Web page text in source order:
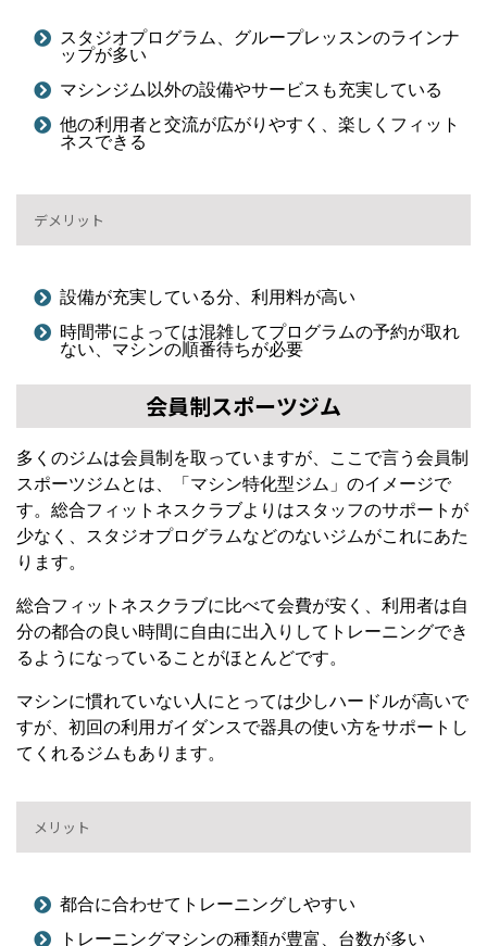
スタジオプログラム、グループレッスンのラインナ
ップが多い
マシンジム以外の設備やサービスも充実している
他の利用者と交流が広がりやすく、楽しくフィット
ネスできる
デメリット
設備が充実している分、利用料が高い
時間帯によっては混雑してプログラムの予約が取れ
ない、マシンの順番待ちが必要
会員制スポーツジム
多くのジムは会員制を取っていますが、ここで言う会員制
スポーツジムとは、「マシン特化型ジム」のイメージで
す。総合フィットネスクラブよりはスタッフのサポートが
少なく、スタジオプログラムなどのないジムがこれにあた
ります。
総合フィットネスクラブに比べて会費が安く、利用者は自
分の都合の良い時間に自由に出入りしてトレーニングでき
るようになっていることがほとんどです。
マシンに慣れていない人にとっては少しハードルが高いで
すが、初回の利用ガイダンスで器具の使い方をサポートし
てくれるジムもあります。
メリット
都合に合わせてトレーニングしやすい
トレーニングマシンの種類が豊富、台数が多い